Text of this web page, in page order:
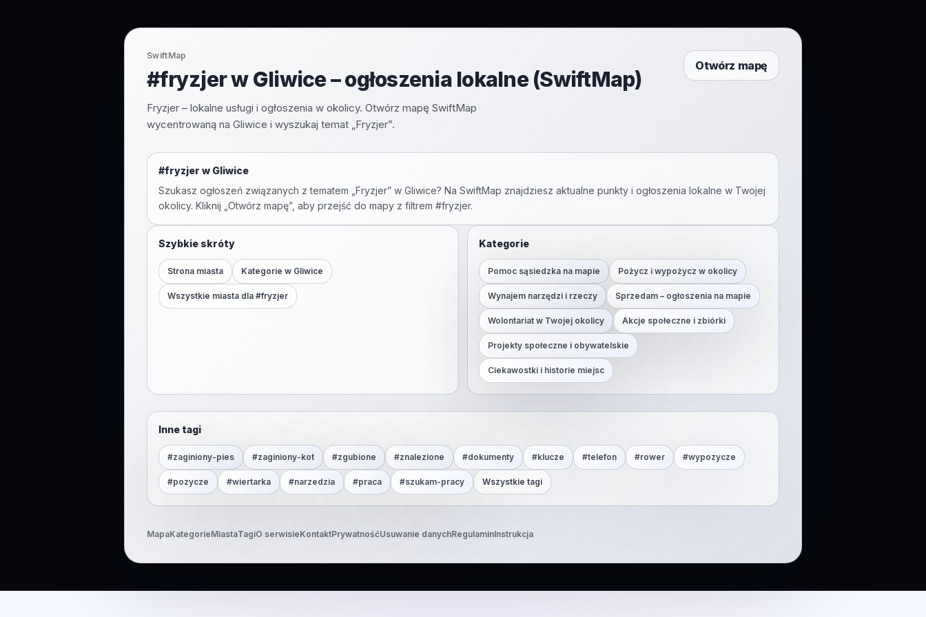
SwiftMap
#fryzjer w Gliwice – ogłoszenia lokalne (SwiftMap)
Fryzjer – lokalne usługi i ogłoszenia w okolicy. Otwórz mapę SwiftMap
wycentrowaną na Gliwice i wyszukaj temat „Fryzjer”.
Otwórz mapę
#fryzjer w Gliwice
Szukasz ogłoszeń związanych z tematem „ Fryzjer” w Gliwice? Na SwiftMap znajdziesz aktualne punkty i ogłoszenia lokalne w Twojej
okolicy. Kliknij „Otwórz mapę”, aby przejść do mapy z filtrem #fryzjer.
Szybkie skróty
Strona miasta Kategorie w Gliwice
Wszystkie miasta dla #fryzjer
Kategorie
Pomoc sąsiedzka na mapie Pożycz i wypożycz w okolicy
Wynajem narzędzi i rzeczy Sprzedam – ogłoszenia na mapie
Wolontariat w Twojej okolicy Akcje społeczne i zbiórki
Projekty społeczne i obywatelskie
Ciekawostki i historie miejsc
Inne tagi
#zaginiony-pies #zaginiony-kot #zgubione #znalezione #dokumenty #klucze #telefon #rower #wypozycze
#pozycze #wiertarka #narzedzia #praca #szukam-pracy Wszystkie tagi
MapaKategorieMiastaTagiO serwisieKontaktPrywatnośćUsuwanie danychRegulaminInstrukcja